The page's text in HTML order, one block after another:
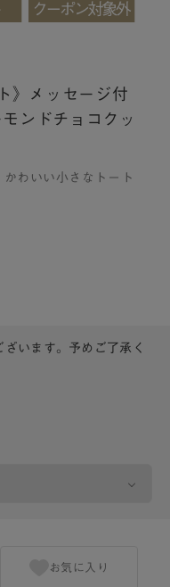
》メッセージ付
ンドチョコクッ
わいい小さなトート
います。予めご了承く
お気に入り